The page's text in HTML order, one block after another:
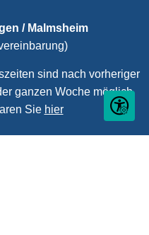
/ Malmsheim
sind nach vorheriger
ganzen Woche möglich.
Sie hier Seite